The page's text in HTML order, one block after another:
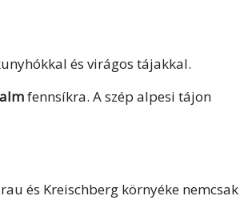
és virágos tájakkal.
fennsíkra. A szép alpesi tájon
és Kreischberg környéke nemcsak